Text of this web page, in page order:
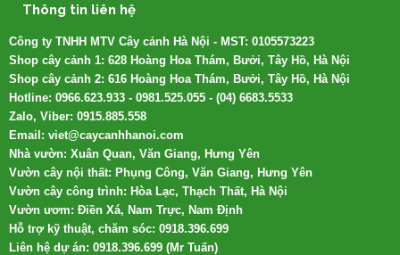
Thông tin liên hệ
Công ty TNHH MTV Cây cảnh Hà Nội - MST: 0105573223
Shop cây cảnh 1: 628 Hoàng Hoa Thám, Bưởi, Tây Hồ, Hà Nội
Shop cây cảnh 2: 616 Hoàng Hoa Thám, Bưởi, Tây Hồ, Hà Nội
Hotline: 0966.623.933 - 0981.525.055 - (04) 6683.5533
Zalo, Viber: 0915.885.558
Email: viet@caycanhhanoi.com
Nhà vườn: Xuân Quan, Văn Giang, Hưng Yên
Vườn cây nội thất: Phụng Công, Văn Giang, Hưng Yên
Vườn cây công trình: Hòa Lạc, Thạch Thất, Hà Nội
Vườn ươm: Điền Xá, Nam Trực, Nam Định
Hỗ trợ kỹ thuật, chăm sóc: 0918.396.699
Liên hệ dự án: 0918.396.699 (Mr Tuấn)